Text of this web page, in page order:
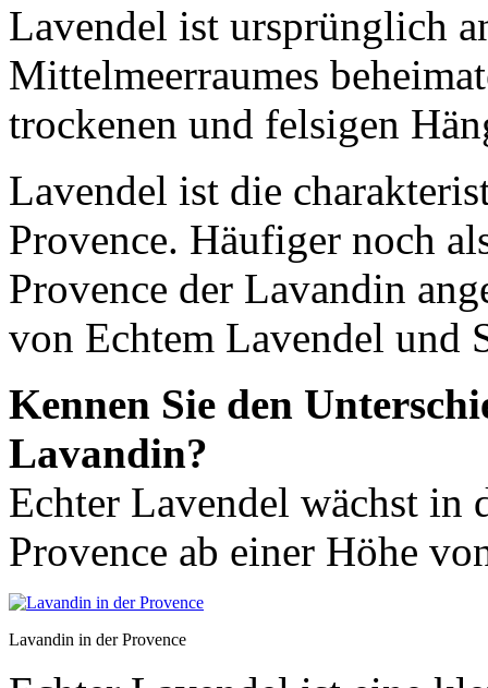
Lavendel ist ursprünglich
Mittelmeerraumes
trockenen und felsigen
Lavendel ist die
Provence. Häufiger noch
Provence der Lavandin
von Echtem Lavendel und
Kennen Sie den
Lavandin?
Echter Lavendel wächst in
Provence ab einer Höhe
Lavandin in der Provence